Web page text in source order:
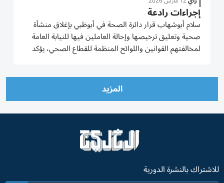
إجراءات رادعة
سلام أبوشهاب قرار دائرة الصحة في أبوظبي بإغلاق منشأة
صحية وتعليق ترخيصها وإحالة العاملين فيها للنيابة العامة
لمخالفتهم القوانين واللوائح المنظمة للقطاع الصحي، يؤكد
المزيد
للاشتراك بالنشرة الدورية